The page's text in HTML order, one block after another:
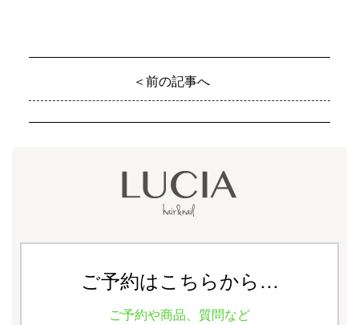
＜前の記事へ
ご予約はこちらから…
ご予約や商品、質問など